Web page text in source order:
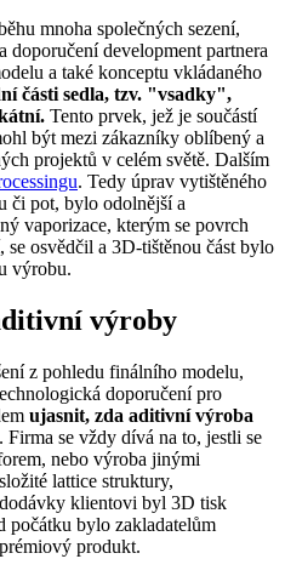
mnoha společných sezení,
development partnera
a také konceptu vkládaného
části sedla, tzv. "vsadky",
Tento prvek, jež je součástí
být mezi zákazníky oblíbený a
projektů v celém světě. Dalším
. Tedy úprav vytištěného
či pot, bylo odolnější a
vaporizace, kterým se povrch
osvědčil a 3D-tištěnou část bylo
výrobu.
výroby
z pohledu finálního modelu,
doporučení pro
ujasnit, zda aditivní výroba
. Firma se vždy dívá na to, jestli se
nebo výroba jinými
lattice struktury,
klientovi byl 3D tisk
počátku bylo zakladatelům
produkt.